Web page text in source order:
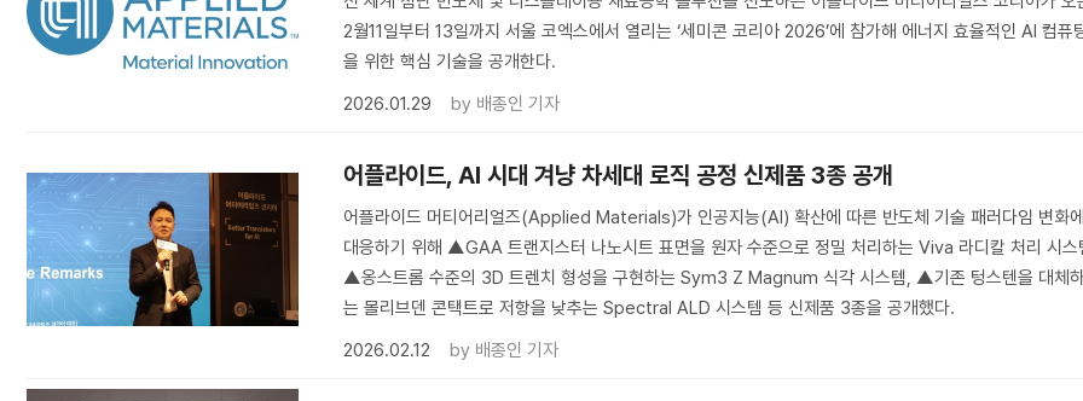
2월11일부터 13일까지 서울 코엑스에서 열리는 ‘세미콘 코리아 2026’에 참가해 에너지 효율적인 AI 컴퓨
을 위한 핵심 기술을 공개한다.
2026.01.29
by 배종인 기자
어플라이드, AI 시대 겨냥 차세대 로직 공정 신제품 3종 공개
어플라이드 머티어리얼즈(Applied Materials)가 인공지능(AI) 확산에 따른 반도체 기술 패러다임 변화에
대응하기 위해 ▲GAA 트랜지스터 나노시트 표면을 원자 수준으로 정밀 처리하는 Viva 라디칼 처리 시스
▲옹스트롬 수준의 3D 트렌치 형성을 구현하는 Sym3 Z Magnum 식각 시스템, ▲기존 텅스텐을 대체
는 몰리브덴 콘택트로 저항을 낮추는 Spectral ALD 시스템 등 신제품 3종을 공개했다.
2026.02.12
by 배종인 기자